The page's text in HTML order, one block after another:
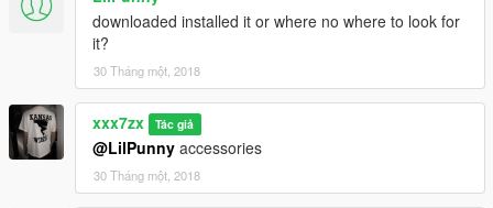
downloaded installed it or where no where to look for
it?
30 Tháng một, 2018
xxx7zx Tác giả
@LilPunny accessories
30 Tháng một, 2018